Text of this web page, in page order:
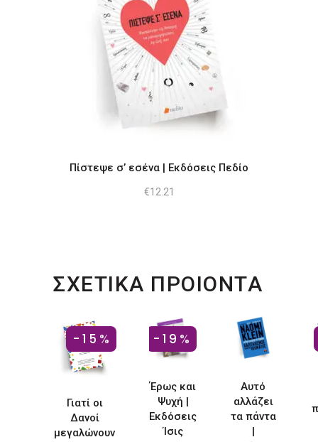
Πίστεψε σ’ εσένα | Εκδόσεις Πεδίο
€12.21
ΣΧΕΤΙΚΑ ΠΡΟΙΟΝΤΑ
-15%
Γιατί οι
Δανοί
μεγαλώνουν
-19%
Έρως και
Ψυχή |
Εκδόσεις
Ίσις
Αυτό
αλλάζει
τα πάντα
|